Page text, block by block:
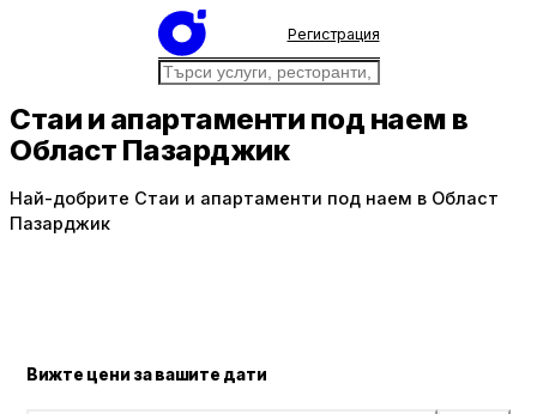
Регистрация
Стаи и апартаменти под наем в
Област Пазарджик
Най-добрите Стаи и апартаменти под наем в Област
Пазарджик
Вижте цени за вашите дати